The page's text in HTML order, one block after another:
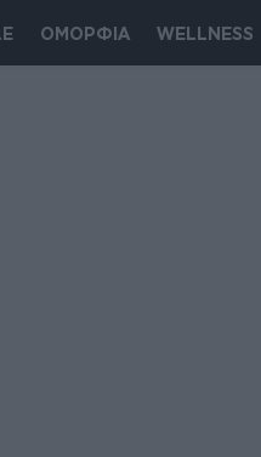
ΟΜΟΡΦΙΑ WELLNESS